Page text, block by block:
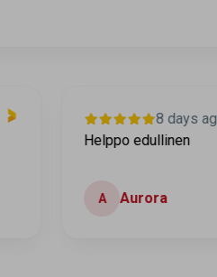
8 days ago
Helppo edullinen
Aurora